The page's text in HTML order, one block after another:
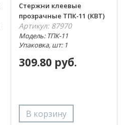
Стержни клеевые
прозрачные ТПК-11 (КВТ)
Артикул: 87970
Модель: ТПК-11
Упаковка, шт: 1
309.80 руб.